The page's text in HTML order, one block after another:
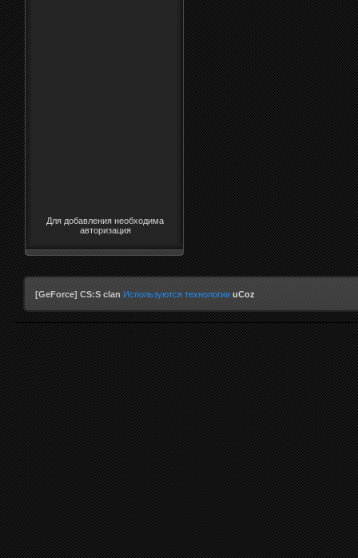
Для добавления необходима
авторизация
[GeForce] CS:S clan Используются технологии uCoz